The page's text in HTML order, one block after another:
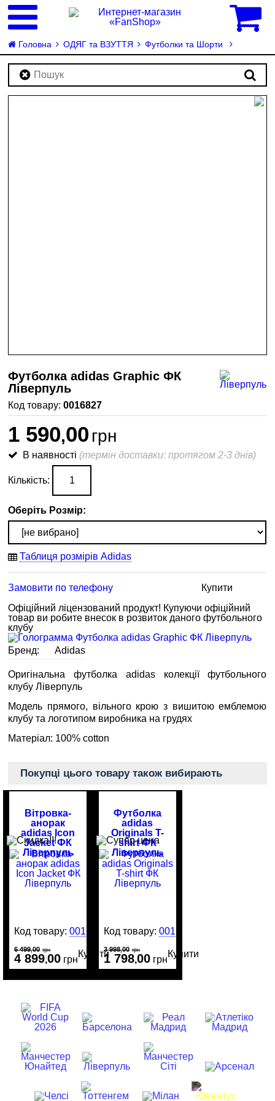
Головна ОДЯГ та ВЗУТТЯ Футболки та Шорти
Футболка adidas Graphic ФК
Ліверпуль
0016827
1 590,00 грн
В наявності (термін доставки: протягом 2-3 днів)
Кількість:
Оберіть Розмір:
Таблиця розмірів Adidas
Замовити по телефону
Купити
Офіційний ліцензований продукт! Купуючи офіційний
товар ви робите внесок в розвиток даного футбольного
клубу
Бренд: Adidas
Оригінальна футболка adidas колекції футбольного
клубу Ліверпуль
Модель прямого, вільного крою з вишитою емблемою
клубу та логотипом виробника на грудях
Матеріал: 100% cotton
Покупці цього товару також вибирають
Вітровка-
анорак
adidas Icon
Jacket ФК
Ліверпуль
Код товару:0016615
6 499,00 грн
4 899,00 грн
Купити
Футболка
adidas
Originals T-
shirt ФК
Ліверпуль
Код товару:0016670
3 998,00 грн
1 798,00 грн
Купити